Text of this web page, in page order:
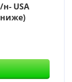
USA
ниже)